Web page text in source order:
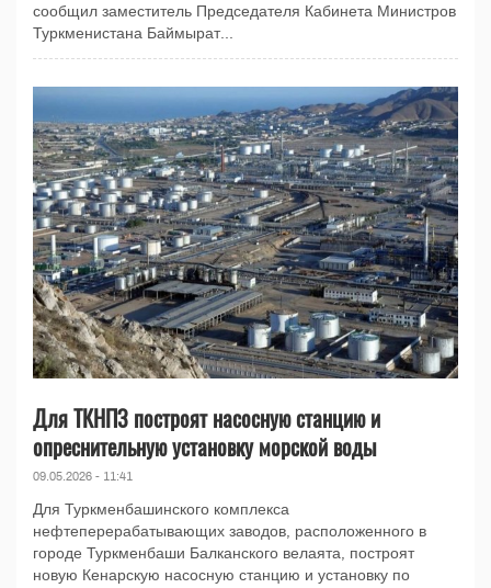
сообщил заместитель Председателя Кабинета Министров
Туркменистана Баймырат...
Для ТКНПЗ построят насосную станцию и
опреснительную установку морской воды
09.05.2026 - 11:41
Для Туркменбашинского комплекса
нефтеперерабатывающих заводов, расположенного в
городе Туркменбаши Балканского велаята, построят
новую Кенарскую насосную станцию и установку по